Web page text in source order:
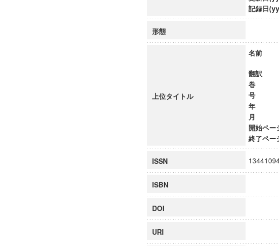
記録日
形態
上位タイトル
名前
翻訳
巻
号
年
月
開始ペー
終了ペー
ISSN
ISBN
DOI
URI